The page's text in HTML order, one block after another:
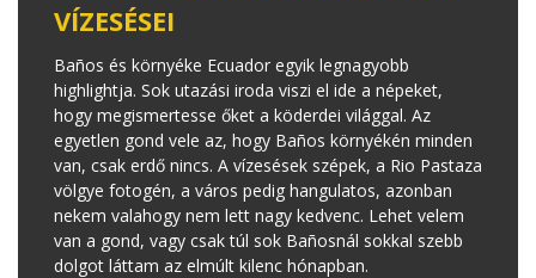
VÍZESÉSEI
Baños és környéke Ecuador egyik legnagyobb
highlightja. Sok utazási iroda viszi el ide a népeket,
hogy megismertesse őket a köderdei világgal. Az
egyetlen gond vele az, hogy Baños környékén minden
van, csak erdő nincs. A vízesések szépek, a Rio Pastaza
völgye fotogén, a város pedig hangulatos, azonban
nekem valahogy nem lett nagy kedvenc. Lehet velem
van a gond, vagy csak túl sok Bañosnál sokkal szebb
dolgot láttam az elmúlt kilenc hónapban.